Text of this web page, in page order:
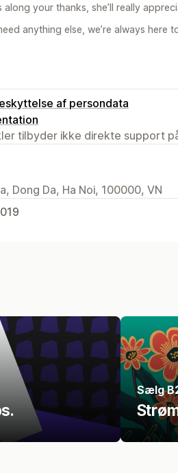
along your thanks, she’ll really
anything else, we’re always here
af persondata
tilbyder ikke direkte support
Dong Da, Ha Noi, 100000, VN
Sælg